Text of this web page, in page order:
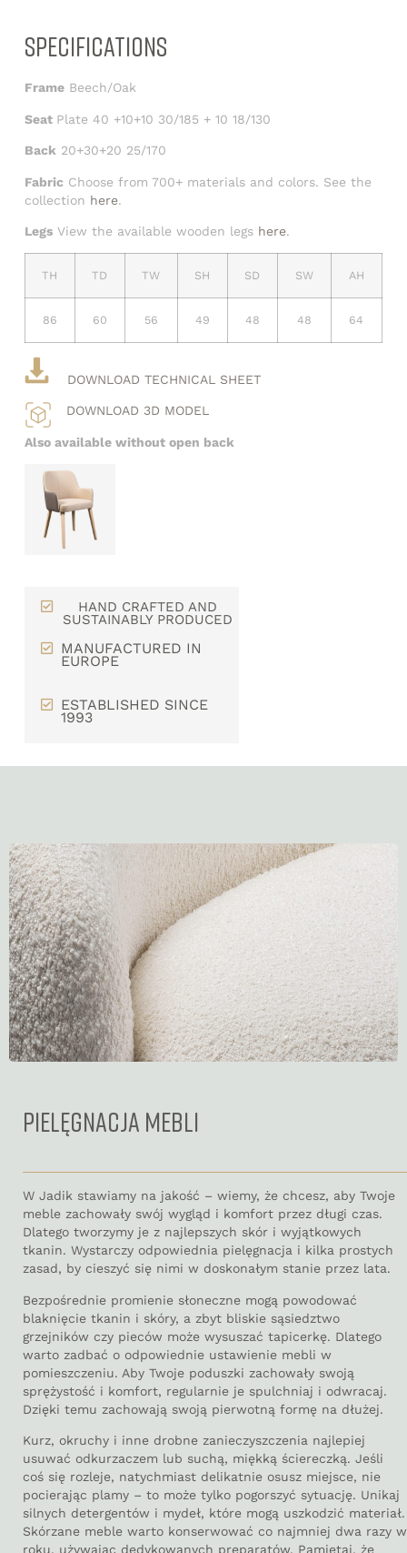
SPECIFICATIONS
FrameBeech/Oak
Seat Plate 40 +10+10 30/185 + 10 18/130
Back 20+30+20 25/170
FabricChoose from 700+ materials and colors. See the
collection here.
LegsView the available wooden legs here.
TH TD TW SH SD SW AH
86 60 56 49 48 48 64
DOWNLOAD TECHNICAL SHEET
DOWNLOAD 3D MODEL
Also available without open back
HAND CRAFTED AND
SUSTAINABLY PRODUCED
MANUFACTURED IN
EUROPE
ESTABLISHED SINCE
1993
PIELĘGNACJA MEBLI
W Jadik stawiamy na jakość – wiemy, że chcesz, aby Twoje
meble zachowały swój wygląd i komfort przez długi czas.
Dlatego tworzymy je z najlepszych skór i wyjątkowych
tkanin. Wystarczy odpowiednia pielęgnacja i kilka prostych
zasad, by cieszyć się nimi w doskonałym stanie przez lata.
Bezpośrednie promienie słoneczne mogą powodować
blaknięcie tkanin i skóry, a zbyt bliskie sąsiedztwo
grzejników czy pieców może wysuszać tapicerkę. Dlatego
warto zadbać o odpowiednie ustawienie mebli w
pomieszczeniu. Aby Twoje poduszki zachowały swoją
sprężystość i komfort, regularnie je spulchniaj i odwracaj.
Dzięki temu zachowają swoją pierwotną formę na dłużej.
Kurz, okruchy i inne drobne zanieczyszczenia najlepiej
usuwać odkurzaczem lub suchą, miękką ściereczką. Jeśli
coś się rozleje, natychmiast delikatnie osusz miejsce, nie
pocierając plamy – to może tylko pogorszyć sytuację. Unikaj
silnych detergentów i mydeł, które mogą uszkodzić materiał.
Skórzane meble warto konserwować co najmniej dwa razy w
roku, używając dedykowanych preparatów. Pamiętaj, że